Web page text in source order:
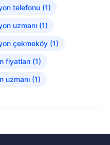
telefonu (1)
uzmanı (1)
çekmeköy (1)
fiyatları (1)
uzmanı (1)